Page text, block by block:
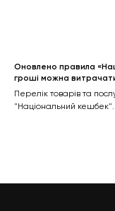
Оновлено правила
гроші можна
Перелік товарів та
"Національний кешбек".